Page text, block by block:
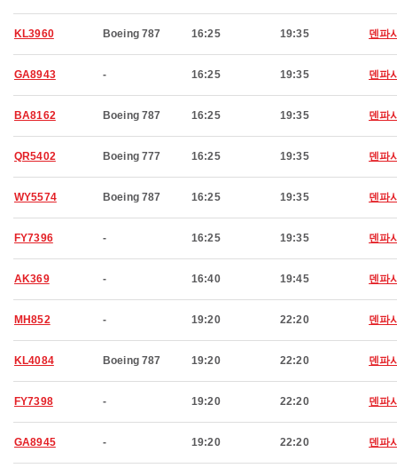
KL3960 Boeing 787 16:25 19:35 덴파
GA8943 - 16:25 19:35 덴파
BA8162 Boeing 787 16:25 19:35 덴파
QR5402 Boeing 777 16:25 19:35 덴파
WY5574 Boeing 787 16:25 19:35 덴파
FY7396 - 16:25 19:35 덴파
AK369 - 16:40 19:45 덴파
MH852 - 19:20 22:20 덴파
KL4084 Boeing 787 19:20 22:20 덴파
FY7398 - 19:20 22:20 덴파
GA8945 - 19:20 22:20 덴파